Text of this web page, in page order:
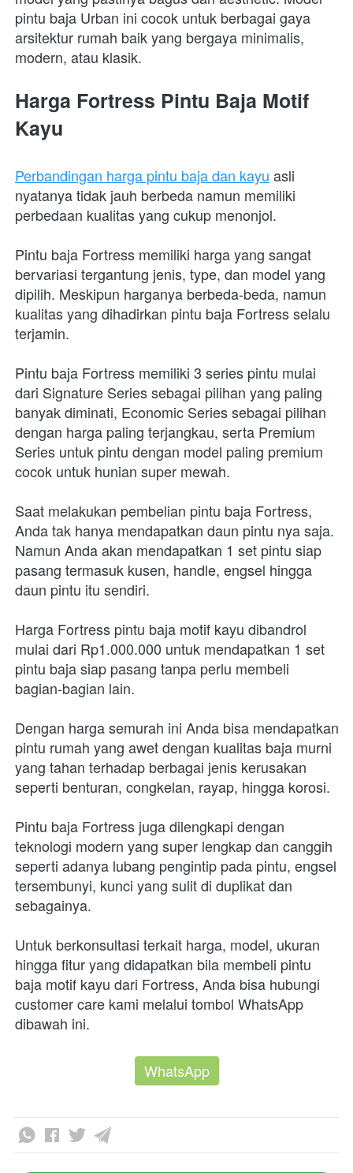
pintu baja Urban ini cocok untuk berbagai gaya
arsitektur rumah baik yang bergaya minimalis,
modern, atau klasik.
Harga Fortress Pintu Baja Motif
Kayu
Perbandingan harga pintu baja dan kayu asli
nyatanya tidak jauh berbeda namun memiliki
perbedaan kualitas yang cukup menonjol.
Pintu baja Fortress memiliki harga yang sangat
bervariasi tergantung jenis, type, dan model yang
dipilih. Meskipun harganya berbeda-beda, namun
kualitas yang dihadirkan pintu baja Fortress selalu
terjamin.
Pintu baja Fortress memiliki 3 series pintu mulai
dari Signature Series sebagai pilihan yang paling
banyak diminati, Economic Series sebagai pilihan
dengan harga paling terjangkau, serta Premium
Series untuk pintu dengan model paling premium
cocok untuk hunian super mewah.
Saat melakukan pembelian pintu baja Fortress,
Anda tak hanya mendapatkan daun pintu nya saja.
Namun Anda akan mendapatkan 1 set pintu siap
pasang termasuk kusen, handle, engsel hingga
daun pintu itu sendiri.
Harga Fortress pintu baja motif kayu dibandrol
mulai dari Rp1.000.000 untuk mendapatkan 1 set
pintu baja siap pasang tanpa perlu membeli
bagian-bagian lain.
Dengan harga semurah ini Anda bisa mendapatkan
pintu rumah yang awet dengan kualitas baja murni
yang tahan terhadap berbagai jenis kerusakan
seperti benturan, congkelan, rayap, hingga korosi.
Pintu baja Fortress juga dilengkapi dengan
teknologi modern yang super lengkap dan canggih
seperti adanya lubang pengintip pada pintu, engsel
tersembunyi, kunci yang sulit di duplikat dan
sebagainya.
Untuk berkonsultasi terkait harga, model, ukuran
hingga fitur yang didapatkan bila membeli pintu
baja motif kayu dari Fortress, Anda bisa hubungi
customer care kami melalui tombol WhatsApp
dibawah ini.
WhatsApp